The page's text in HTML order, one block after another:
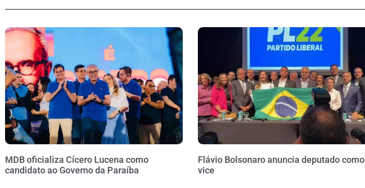
MDB oficializa Cícero Lucena como
candidato ao Governo da Paraíba
Flávio Bolsonaro anuncia deputado como
vice